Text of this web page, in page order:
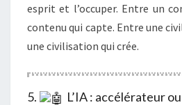
esprit et l’occuper. Entre un
contenu qui capte. Entre une
une civilisation qui crée.
5. L’IA : accélérateur